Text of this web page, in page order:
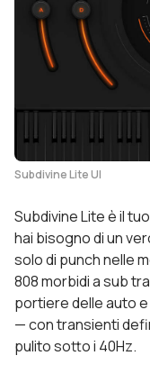
Subdivine Lite UI
Subdivine Lite è il
hai bisogno di un
solo di punch nelle
808 morbidi a sub
portiere delle auto
— con transienti
pulito sotto i 40Hz.